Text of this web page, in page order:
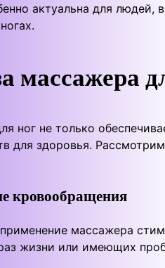
актуальна для
массажера
ног не только
для здоровья.
кровообращения
применение массажера
жизни или имеющих